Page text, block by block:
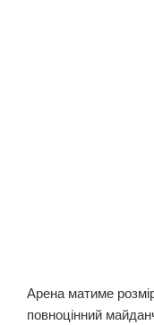
Арена матиме
повноцінний